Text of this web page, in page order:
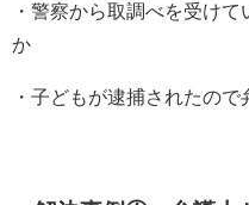
・警察から取調べを受け
か
・子どもが逮捕されたの